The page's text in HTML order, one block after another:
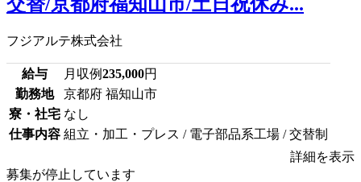
フジアルテ株式会社
給与 月収例235,000円
勤務地
京都府 福知山市
寮・社宅 なし
仕事内容 組立・加工・プレス / 電子部品系工場 / 交替制
詳細を表示
募集が停止しています